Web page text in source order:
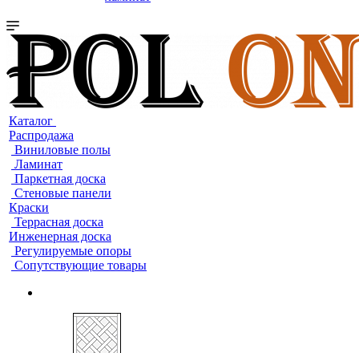
Каталог
Распродажа
Виниловые полы
Ламинат
Паркетная доска
Стеновые панели
Краски
Террасная доска
Инженерная доска
Регулируемые опоры
Сопутствующие товары